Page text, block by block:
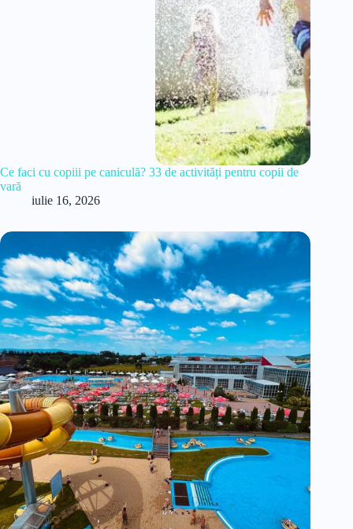
Ce faci cu copiii pe caniculă? 33 de activități pentru copii de
vară
iulie 16, 2026